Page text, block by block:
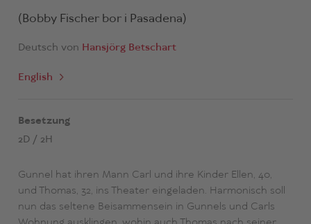
(Bobby Fischer bor i Pasadena)
Deutsch von Hansjörg Betschart
English
Besetzung
2D / 2H
Gunnel hat ihren Mann Carl und ihre Kinder Ellen, 40,
und Thomas, 32, ins Theater eingeladen. Harmonisch soll
nun das seltene Beisammensein in Gunnels und Carls